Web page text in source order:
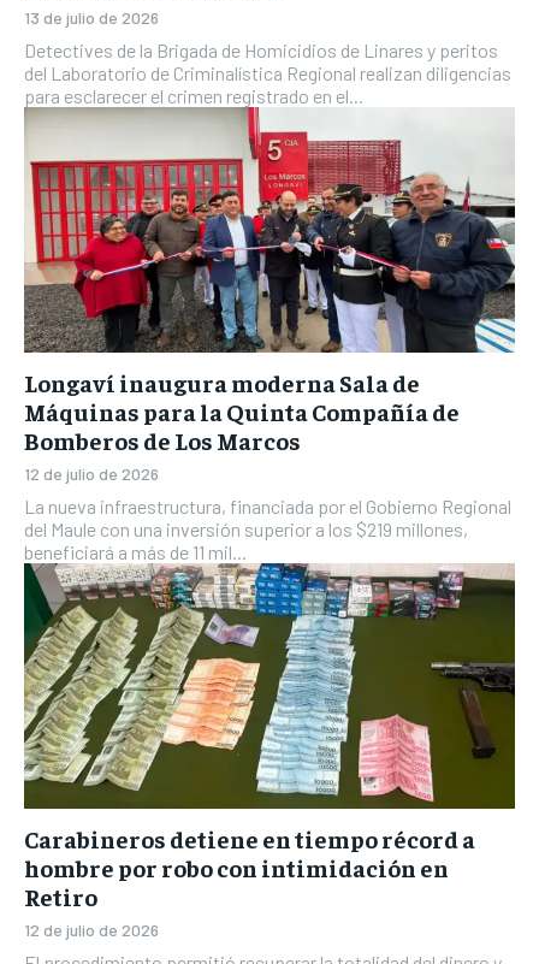
13 de julio de 2026
Detectives de la Brigada de Homicidios de Linares y peritos
del Laboratorio de Criminalística Regional realizan diligencias
para esclarecer el crimen registrado en el...
Longaví inaugura moderna Sala de
Máquinas para la Quinta Compañía de
Bomberos de Los Marcos
12 de julio de 2026
La nueva infraestructura, financiada por el Gobierno Regional
del Maule con una inversión superior a los $219 millones,
beneficiará a más de 11 mil...
Carabineros detiene en tiempo récord a
hombre por robo con intimidación en
Retiro
12 de julio de 2026